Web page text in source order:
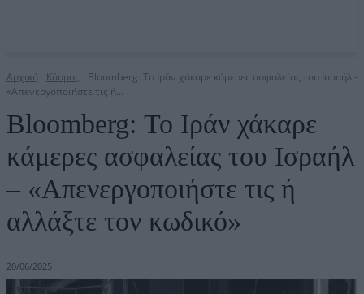
Αρχική Κόσμος
Bloomberg: Το Ιράν χάκαρε κάμερες ασφαλείας του Ισραήλ -
«Απενεργοποιήστε τις ή...
Bloomberg: Το Ιράν χάκαρε
κάμερες ασφαλείας του Ισραήλ
– «Απενεργοποιήστε τις ή
αλλάξτε τον κωδικό»
20/06/2025